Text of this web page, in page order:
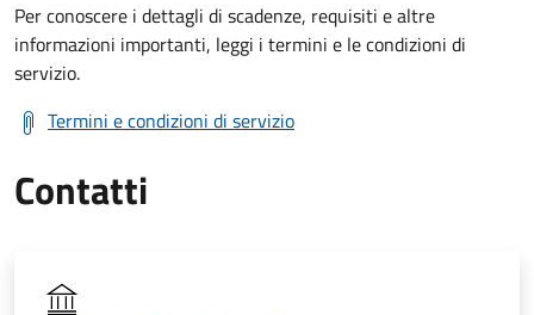
Per conoscere i dettagli di scadenze, requisiti e altre
informazioni importanti, leggi i termini e le condizioni di
servizio.
Termini e condizioni di servizio
Contatti